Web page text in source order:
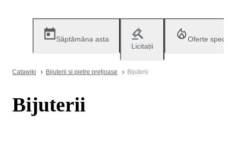
Săptămâna asta
Licitații
Oferte
Catawiki Bijuterii si pietre prețioase Bijuterii
Bijuterii